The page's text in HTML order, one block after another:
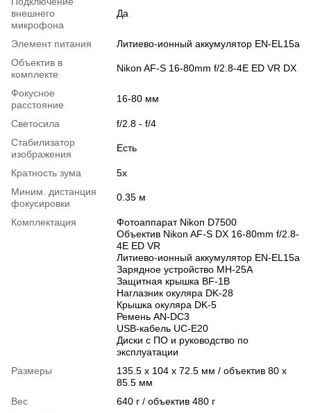
внешнего
микрофона
Да
Элемент питания
Литиево-ионный аккумулятор EN-EL15a
Объектив в
комплекте
Nikon AF-S 16-80mm f/2.8-4E ED VR DX
Фокусное
расстояние
16-80 мм
Светосила
f/2.8 - f/4
Стабилизатор
изображения
Есть
Кратность зума
5x
Миним. дистанция
фокусировки
0.35 м
Комплектация
Фотоаппарат Nikon D7500
Объектив Nikon AF-S DX 16-80mm f/2.8-
4E ED VR
Литиево-ионный аккумулятор EN-EL15a
Зарядное устройство MH-25A
Защитная крышка BF-1B
Наглазник окуляра DK-28
Крышка окуляра DK-5
Ремень AN-DC3
USB-кабель UC-E20
Диски с ПО и руководство по
эксплуатации
Размеры
135.5 x 104 x 72.5 мм / объектив 80 x
85.5 мм
Вес
640 г / объектив 480 г